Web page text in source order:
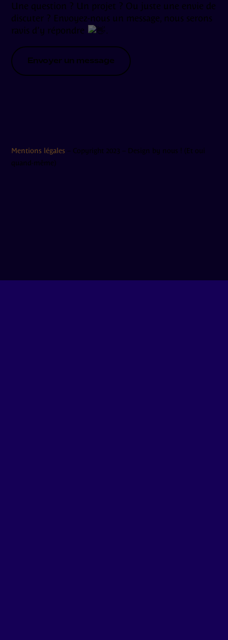
Une question ? Un projet ? Ou juste une envie de
discuter ? Envoyez-nous un message, nous serons
ravis d’y répondre
.
Envoyer un message
Mentions légales – Copyright 2023 – Design by nous ! (Et oui
quand-même)